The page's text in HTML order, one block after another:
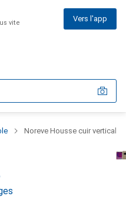
vite Vers l'app
Noreve Housse cuir vertical